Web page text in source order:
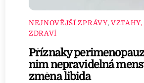
NEJNOVĚJŠÍ ZPRÁVY, VZTAHY,
ZDRAVÍ
Příznaky
nim nepravidelná
změna libida